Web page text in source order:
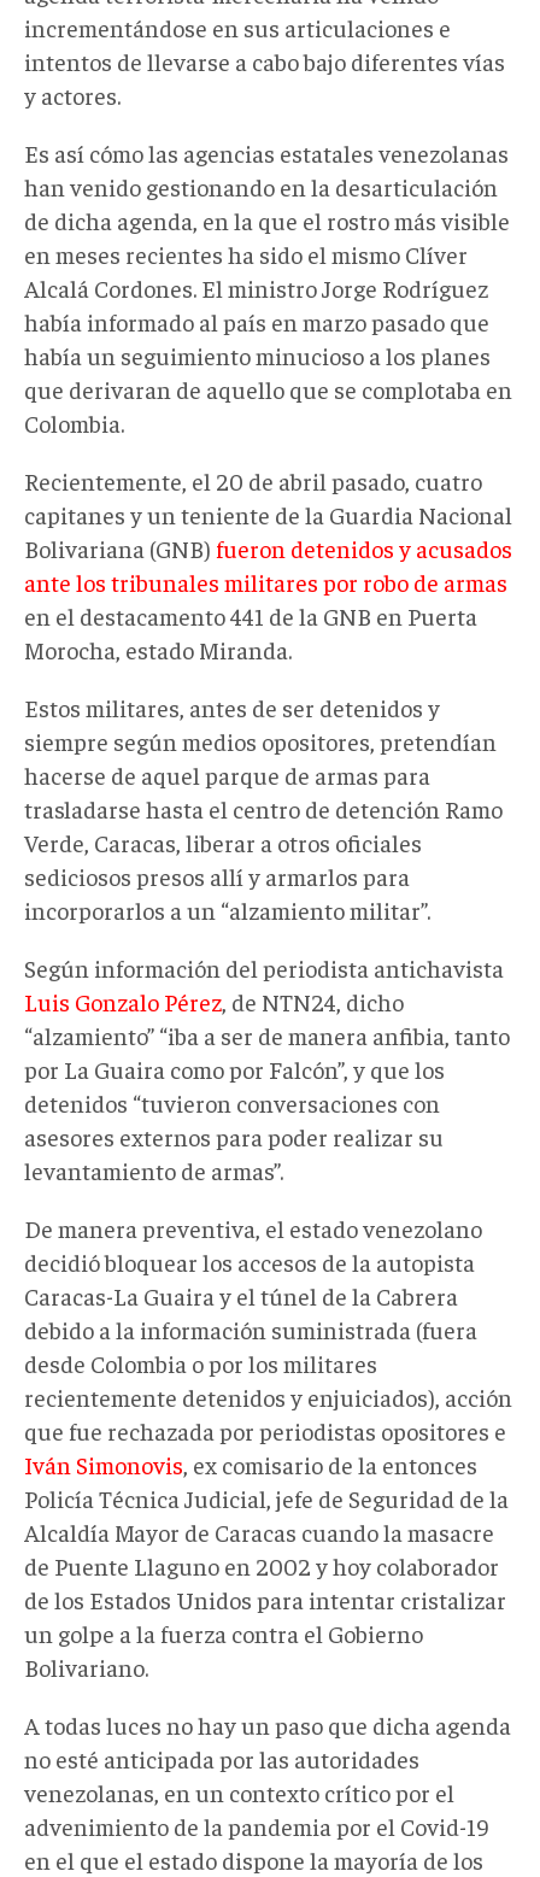
incrementándose en sus articulaciones e
intentos de llevarse a cabo bajo diferentes vías
y actores.
Es así cómo las agencias estatales venezolanas
han venido gestionando en la desarticulación
de dicha agenda, en la que el rostro más visible
en meses recientes ha sido el mismo Clíver
Alcalá Cordones. El ministro Jorge Rodríguez
había informado al país en marzo pasado que
había un seguimiento minucioso a los planes
que derivaran de aquello que se complotaba en
Colombia.
Recientemente, el 20 de abril pasado, cuatro
capitanes y un teniente de la Guardia Nacional
Bolivariana (GNB) fueron detenidos y acusados
ante los tribunales militares por robo de armas
en el destacamento 441 de la GNB en Puerta
Morocha, estado Miranda.
Estos militares, antes de ser detenidos y
siempre según medios opositores, pretendían
hacerse de aquel parque de armas para
trasladarse hasta el centro de detención Ramo
Verde, Caracas, liberar a otros oficiales
sediciosos presos allí y armarlos para
incorporarlos a un “alzamiento militar”.
Según información del periodista antichavista
Luis Gonzalo Pérez, de NTN24, dicho
“alzamiento” “iba a ser de manera anfibia, tanto
por La Guaira como por Falcón”, y que los
detenidos “tuvieron conversaciones con
asesores externos para poder realizar su
levantamiento de armas”.
De manera preventiva, el estado venezolano
decidió bloquear los accesos de la autopista
Caracas-La Guaira y el túnel de la Cabrera
debido a la información suministrada (fuera
desde Colombia o por los militares
recientemente detenidos y enjuiciados), acción
que fue rechazada por periodistas opositores e
Iván Simonovis, ex comisario de la entonces
Policía Técnica Judicial, jefe de Seguridad de la
Alcaldía Mayor de Caracas cuando la masacre
de Puente Llaguno en 2002 y hoy colaborador
de los Estados Unidos para intentar cristalizar
un golpe a la fuerza contra el Gobierno
Bolivariano.
A todas luces no hay un paso que dicha agenda
no esté anticipada por las autoridades
venezolanas, en un contexto crítico por el
advenimiento de la pandemia por el Covid-19
en el que el estado dispone la mayoría de los